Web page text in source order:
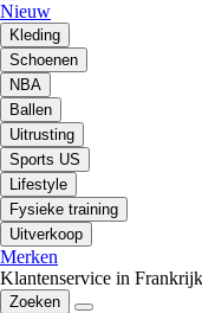
Nieuw
Kleding
Schoenen
NBA
Ballen
Uitrusting
Sports US
Lifestyle
Fysieke training
Uitverkoop
Merken
Klantenservice in Frankrijk
Zoeken